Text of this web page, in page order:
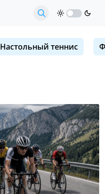
Настольный теннис